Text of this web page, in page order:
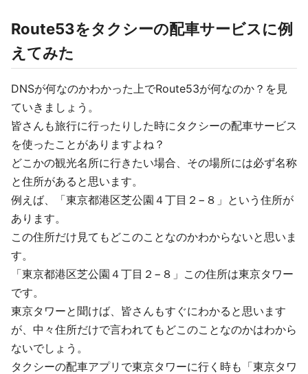
Route53をタクシーの配車サービスに例
えてみた
DNSが何なのかわかった上でRoute53が何なのか？を見
ていきましょう。
皆さんも旅行に行ったりした時にタクシーの配車サービス
を使ったことがありますよね？
どこかの観光名所に行きたい場合、その場所には必ず名称
と住所があると思います。
例えば、「東京都港区芝公園４丁目２−８」という住所が
あります。
この住所だけ見てもどこのことなのかわからないと思いま
す。
「東京都港区芝公園４丁目２−８」この住所は東京タワー
です。
東京タワーと聞けば、皆さんもすぐにわかると思います
が、中々住所だけで言われてもどこのことなのかはわから
ないでしょう。
タクシーの配車アプリで東京タワーに行く時も「東京タワ